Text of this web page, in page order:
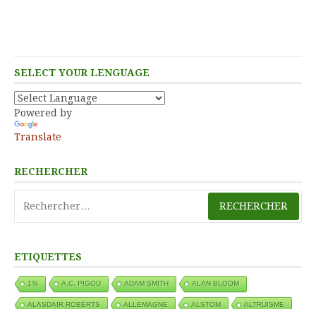
SELECT YOUR LENGUAGE
Powered by
Translate
RECHERCHER
ETIQUETTES
1% A.C. PIGOU ADAM SMITH ALAN BLOOM
ALASDAIR ROBERTS ALLEMAGNE ALSTOM ALTRUISME